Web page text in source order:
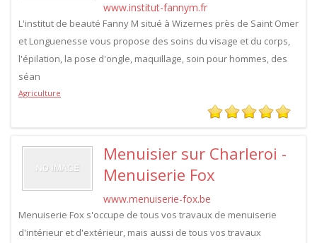
www.institut-fannym.fr
L'institut de beauté Fanny M situé à Wizernes près de Saint Omer
et Longuenesse vous propose des soins du visage et du corps,
l'épilation, la pose d'ongle, maquillage, soin pour hommes, des
séan
Agriculture
Menuisier sur Charleroi -
Menuiserie Fox
www.menuiserie-fox.be
Menuiserie Fox s'occupe de tous vos travaux de menuiserie
d'intérieur et d'extérieur, mais aussi de tous vos travaux